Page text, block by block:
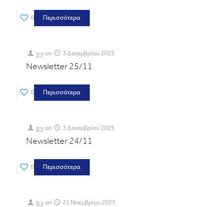
0 Περισσότερα
g y on 3 Δεκεμβρίου 2025
Newsletter 25/11
0 Περισσότερα
g y on 3 Δεκεμβρίου 2025
Newsletter 24/11
0 Περισσότερα
g y on 21 Νοεμβρίου 2025